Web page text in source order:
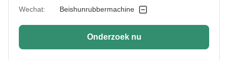
Fabriek
Wechat: Beishunrubbermachine
Onderzoek nu